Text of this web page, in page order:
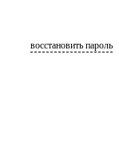
восстановить пароль